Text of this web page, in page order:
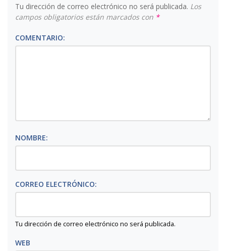
Tu dirección de correo electrónico no será publicada. Los
campos obligatorios están marcados con *
COMENTARIO:
NOMBRE:
CORREO ELECTRÓNICO:
Tu dirección de correo electrónico no será publicada.
WEB